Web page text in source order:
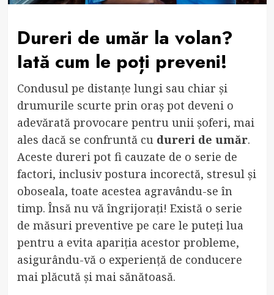
Dureri de umăr la volan?
Iată cum le poți preveni!
Condusul pe distanțe lungi sau chiar și
drumurile scurte prin oraș pot deveni o
adevărată provocare pentru unii șoferi, mai
ales dacă se confruntă cu dureri de umăr.
Aceste dureri pot fi cauzate de o serie de
factori, inclusiv postura incorectă, stresul și
oboseala, toate acestea agravându-se în
timp. Însă nu vă îngrijorați! Există o serie
de măsuri preventive pe care le puteți lua
pentru a evita apariția acestor probleme,
asigurându-vă o experiență de conducere
mai plăcută și mai sănătoasă.